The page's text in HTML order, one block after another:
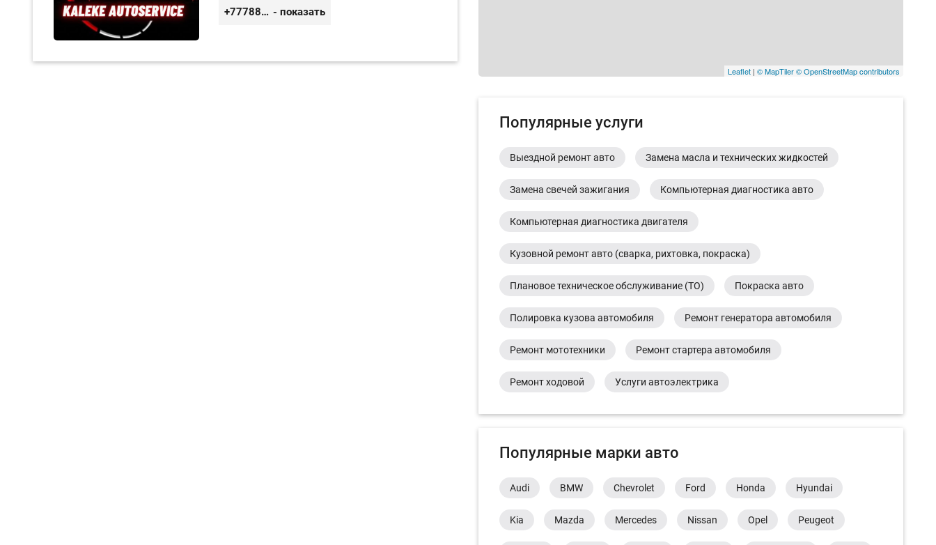
+77788424140 - показать
Leaflet | © MapTiler© OpenStreetMap contributors
Популярные услуги
Выездной ремонт авто Замена масла и технических жидкостей
Замена свечей зажигания Компьютерная диагностика авто
Компьютерная диагностика двигателя
Кузовной ремонт авто (сварка, рихтовка, покраска)
Плановое техническое обслуживание (ТО) Покраска авто
Полировка кузова автомобиля Ремонт генератора автомобиля
Ремонт мототехники Ремонт стартера автомобиля
Ремонт ходовой Услуги автоэлектрика
Популярные марки авто
Audi BMW Chevrolet Ford Honda Hyundai
Kia Mazda Mercedes Nissan Opel Peugeot